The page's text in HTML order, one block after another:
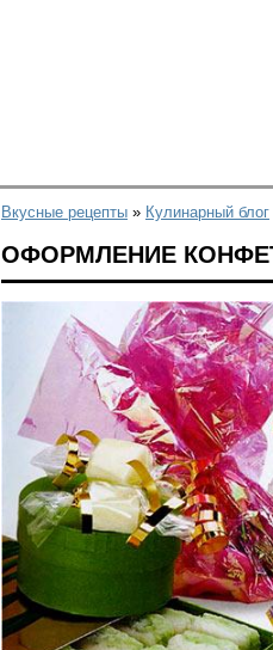
Вкусные рецепты » Кулинарный блог
ОФОРМЛЕНИЕ